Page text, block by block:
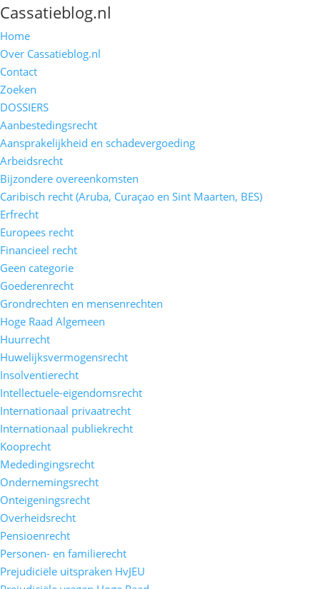
Cassatieblog.nl
Home
Over Cassatieblog.nl
Contact
Zoeken
DOSSIERS
Aanbestedingsrecht
Aansprakelijkheid en schadevergoeding
Arbeidsrecht
Bijzondere overeenkomsten
Caribisch recht (Aruba, Curaçao en Sint Maarten, BES)
Erfrecht
Europees recht
Financieel recht
Geen categorie
Goederenrecht
Grondrechten en mensenrechten
Hoge Raad Algemeen
Huurrecht
Huwelijksvermogensrecht
Insolventierecht
Intellectuele-eigendomsrecht
Internationaal privaatrecht
Internationaal publiekrecht
Kooprecht
Mededingingsrecht
Ondernemingsrecht
Onteigeningsrecht
Overheidsrecht
Pensioenrecht
Personen- en familierecht
Prejudiciële uitspraken HvJEU